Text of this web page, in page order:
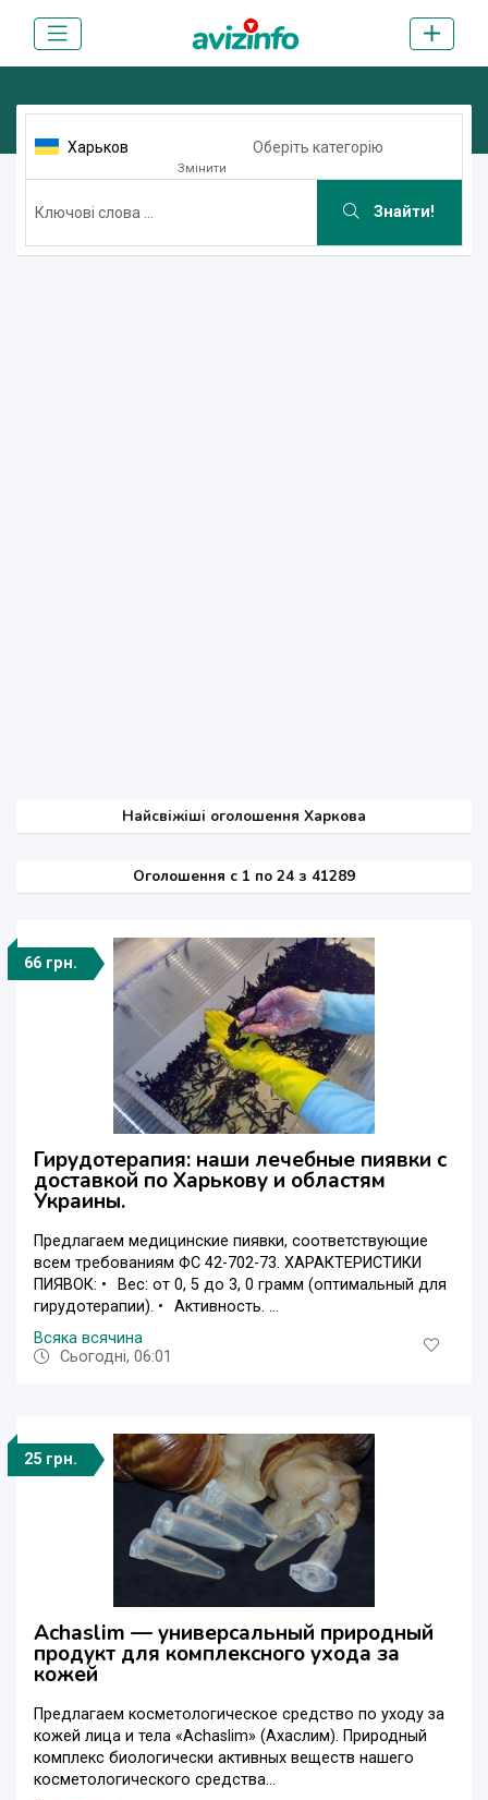
Харьков
Змінити
Оберіть категорію
Знайти!
Найсвіжіші оголошення Харкова
Оголошення c 1 по 24 з 41289
66 грн.
Гирудотерапия: наши лечебные пиявки с
доставкой по Харькову и областям
Украины.
Предлагаем медицинские пиявки, соответствующие
всем требованиям ФС 42-702-73. ХАРАКТЕРИСТИКИ
ПИЯВОК: •⠀Вес: от 0, 5 до 3, 0 грамм (оптимальный для
гирудотерапии). •⠀Активность. ...
Всяка всячина
Сьогодні, 06:01
25 грн.
Achaslim — универсальный природный
продукт для комплексного ухода за
кожей
Предлагаем косметологическое средство по уходу за
кожей лица и тела «Achaslim» (Ахаслим). Природный
комплекс биологически активных веществ нашего
косметологического средства...